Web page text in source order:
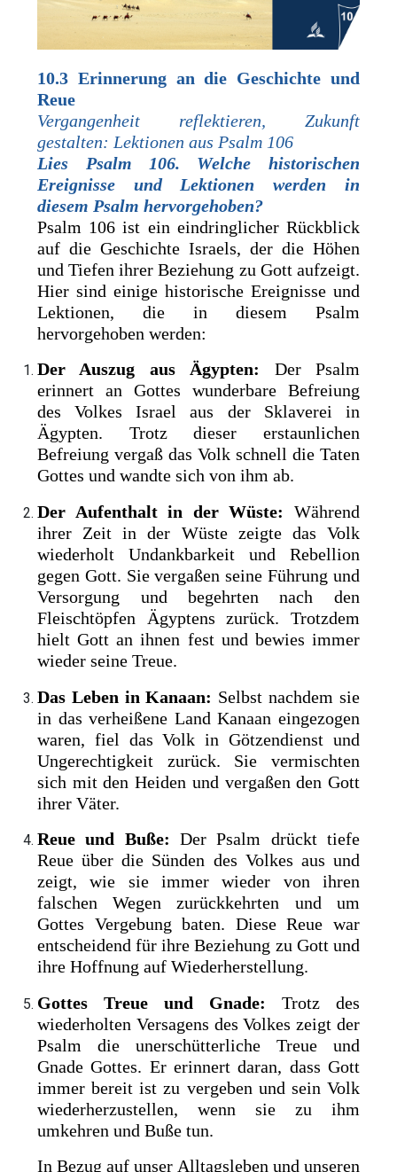
10.3 Erinnerung an die Geschichte und
Reue
Vergangenheit reflektieren, Zukunft
gestalten: Lektionen aus Psalm 106
Lies Psalm 106. Welche historischen
Ereignisse und Lektionen ­werden in
diesem Psalm hervorgehoben?
Psalm 106 ist ein eindringlicher Rückblick
auf die Geschichte Israels, der die Höhen
und Tiefen ihrer Beziehung zu Gott aufzeigt.
Hier sind einige historische Ereignisse und
Lektionen, die in diesem Psalm
hervorgehoben werden:
Der Auszug aus Ägypten: Der Psalm
erinnert an Gottes wunderbare Befreiung
des Volkes Israel aus der Sklaverei in
Ägypten. Trotz dieser erstaunlichen
Befreiung vergaß das Volk schnell die Taten
Gottes und wandte sich von ihm ab.
Der Aufenthalt in der Wüste:
Während
ihrer Zeit in der Wüste zeigte das Volk
wiederholt Undankbarkeit und Rebellion
gegen Gott. Sie vergaßen seine Führung und
Versorgung und begehrten nach den
Fleischtöpfen Ägyptens zurück. Trotzdem
hielt Gott an ihnen fest und bewies immer
wieder seine Treue.
Das Leben in Kanaan: Selbst nachdem sie
in das verheißene Land Kanaan eingezogen
waren, fiel das Volk in Götzendienst und
Ungerechtigkeit zurück. Sie vermischten
sich mit den Heiden und vergaßen den Gott
ihrer Väter.
Reue und Buße: Der Psalm drückt tiefe
Reue über die Sünden des Volkes aus und
zeigt, wie sie immer wieder von ihren
falschen Wegen zurückkehrten und um
Gottes Vergebung baten. Diese Reue war
entscheidend für ihre Beziehung zu Gott und
ihre Hoffnung auf Wiederherstellung.
Gottes Treue und Gnade: Trotz des
wiederholten Versagens des Volkes zeigt der
Psalm die unerschütterliche Treue und
Gnade Gottes. Er erinnert daran, dass Gott
immer bereit ist zu vergeben und sein Volk
wiederherzustellen, wenn sie zu ihm
umkehren und Buße tun.
In Bezug auf unser Alltagsleben und unseren